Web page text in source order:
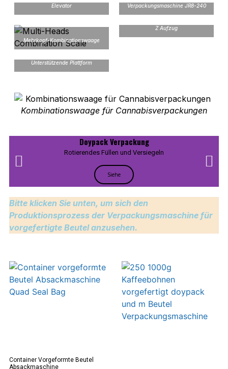
Elevator
Verpackungsmaschine JR8-240
Mehrkopf-Kombinationswaage
Z Aufzug
Unterstützende Plattform
Kombinationswaage für Cannabisverpackungen
Doypack Verpackung
Rotierendes Füllen und Versiegeln
Siehe
Bitte klicken Sie unten, um sich den
Produktionsprozess der Verpackungsmaschine für
vorgefertigte Beutel anzusehen.
Container Vorgeformte Beutel
Absackmaschine